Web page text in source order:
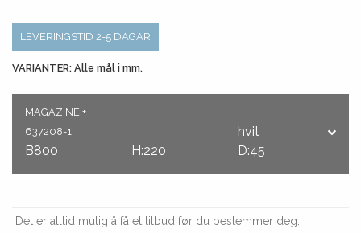
LEVERINGSTID 2-5 DAGAR
VARIANTER: Alle mål i mm.
MAGAZINE +
637208-1
hvit
B800
H:220 D:45
Det er alltid mulig å få et tilbud før du bestemmer deg.